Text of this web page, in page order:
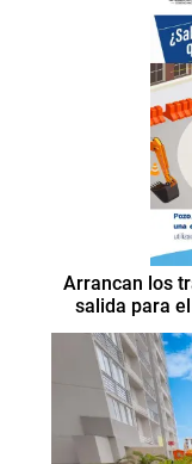
Arrancan los
salida para